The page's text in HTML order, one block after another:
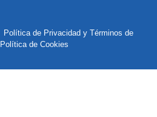
Política de Privacidad y Términos de
Política de Cookies